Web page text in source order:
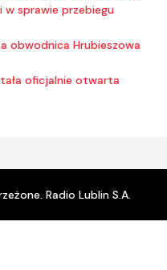
w sprawie przebiegu
obwodnica Hrubieszowa
oficjalnie otwarta
Radio Lublin S.A.